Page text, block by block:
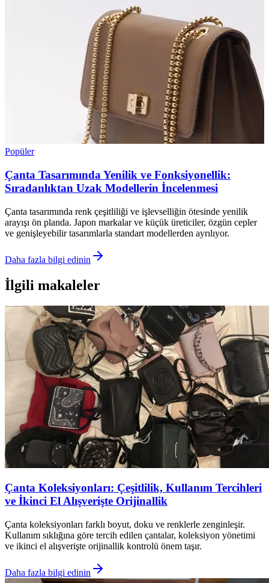
Popüler
Çanta Tasarımında Yenilik ve Fonksiyonellik:
Sıradanlıktan Uzak Modellerin İncelenmesi
Çanta tasarımında renk çeşitliliği ve işlevselliğin ötesinde yenilik
arayışı ön planda. Japon markalar ve küçük üreticiler, özgün cepler
ve genişleyebilir tasarımlarla standart modellerden ayrılıyor.
Daha fazla bilgi edinin
İlgili makaleler
Çanta Koleksiyonları: Çeşitlilik, Kullanım Tercihleri
ve İkinci El Alışverişte Orijinallik
Çanta koleksiyonları farklı boyut, doku ve renklerle zenginleşir.
Kullanım sıklığına göre tercih edilen çantalar, koleksiyon yönetimi
ve ikinci el alışverişte orijinallik kontrolü önem taşır.
Daha fazla bilgi edinin